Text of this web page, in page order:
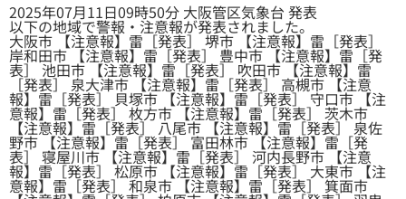
2025年07月11日09時50分 大阪管区気象台 発表
以下の地域で警報・注意報が発表されました。
大阪市 【注意報】雷［発表］ 堺市 【注意報】雷［発表］
岸和田市 【注意報】雷［発表］ 豊中市 【注意報】雷［発
表］ 池田市 【注意報】雷［発表］ 吹田市 【注意報】雷
［発表］ 泉大津市 【注意報】雷［発表］ 高槻市 【注意
報】雷［発表］ 貝塚市 【注意報】雷［発表］ 守口市 【注
意報】雷［発表］ 枚方市 【注意報】雷［発表］ 茨木市
【注意報】雷［発表］ 八尾市 【注意報】雷［発表］ 泉佐
野市 【注意報】雷［発表］ 富田林市 【注意報】雷［発
表］ 寝屋川市 【注意報】雷［発表］ 河内長野市 【注意
報】雷［発表］ 松原市 【注意報】雷［発表］ 大東市 【注
意報】雷［発表］ 和泉市 【注意報】雷［発表］ 箕面市